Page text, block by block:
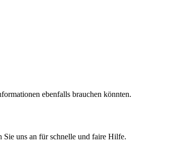
ebenfalls brauchen könnten.
uns an für schnelle und faire Hilfe.